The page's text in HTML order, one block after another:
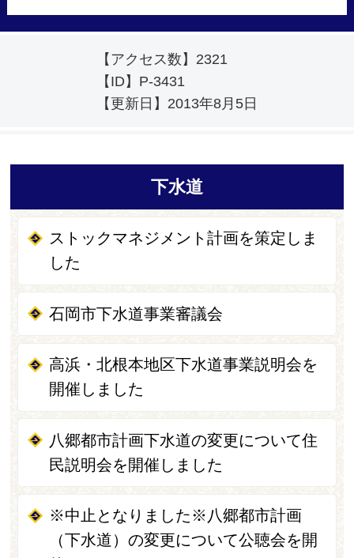
【アクセス数】 2321
【ID】 P-3431
【更新日】 2013年8月5日
下水道
ストックマネジメント計画を策定しま
した
石岡市下水道事業審議会
高浜・北根本地区下水道事業説明会を
開催しました
八郷都市計画下水道の変更について住
民説明会を開催しました
※中止となりました※八郷都市計画
（下水道）の変更について公聴会を開